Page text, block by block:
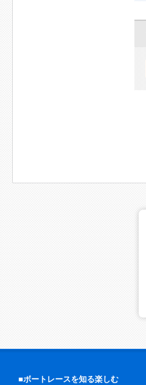
■ボートレースを知る楽しむ